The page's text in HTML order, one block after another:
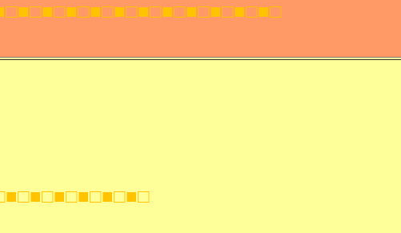
■□■□■□■□■□■□■□■□■□■□■□■□■□